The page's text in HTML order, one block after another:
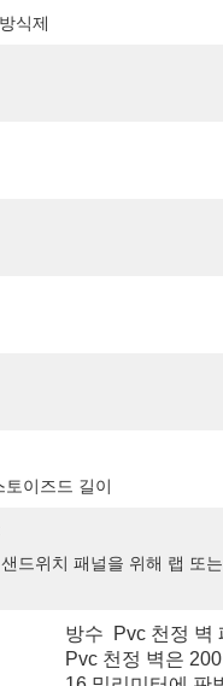
식제
이즈드 길이
드위치 패널을 위해 랩 또
방수  Pvc 천정 벽
Pvc 천정 벽은